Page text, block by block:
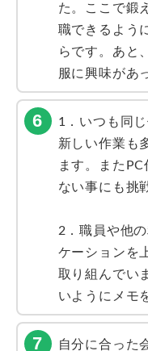
た。ここで鍛
職できるよう
らです。あと
服に興味があ
1．いつも同
新しい作業も
ます。また
ない事にも挑
2．職員や他
ケーションを
取り組んでい
いようにメモ
自分に合った